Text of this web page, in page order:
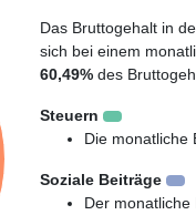
Das Bruttogehalt in
sich bei einem
60,49%des
Steuern
Die monatliche
Soziale Beiträge
Der